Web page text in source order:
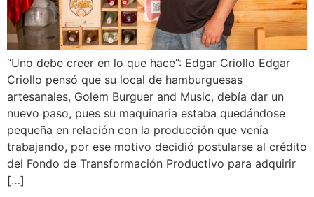
“Uno debe creer en lo que hace”: Edgar Criollo Edgar
Criollo pensó que su local de hamburguesas
artesanales, Golem Burguer and Music, debía dar un
nuevo paso, pues su maquinaria estaba quedándose
pequeña en relación con la producción que venía
trabajando, por ese motivo decidió postularse al crédito
del Fondo de Transformación Productivo para adquirir
[…]